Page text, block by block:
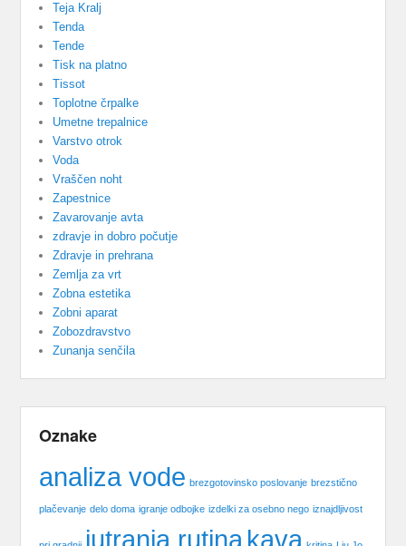
Teja Kralj
Tenda
Tende
Tisk na platno
Tissot
Toplotne črpalke
Umetne trepalnice
Varstvo otrok
Voda
Vraščen noht
Zapestnice
Zavarovanje avta
zdravje in dobro počutje
Zdravje in prehrana
Zemlja za vrt
Zobna estetika
Zobni aparat
Zobozdravstvo
Zunanja senčila
Oznake
analiza vode brezgotovinsko poslovanje brezstično
plačevanje delo doma igranje odbojke izdelki za osebno nego iznajdljivost
jutranja rutina kava